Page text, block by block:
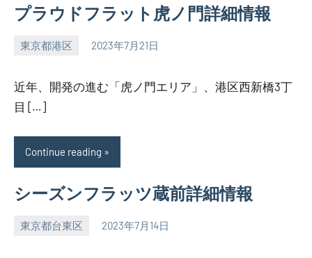
プラウドフラット虎ノ門詳細情報
東京都港区 2023年7月21日
SEZIMO
近年、開発の進む「虎ノ門エリア」、港区西新橋3丁
目 […]
Continue reading
シーズンフラッツ蔵前詳細情報
東京都台東区 2023年7月14日
SEZIMO